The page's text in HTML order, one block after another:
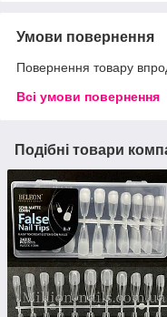
Умови повернення
Повернення товару
Всі умови повернення
Подібні товари